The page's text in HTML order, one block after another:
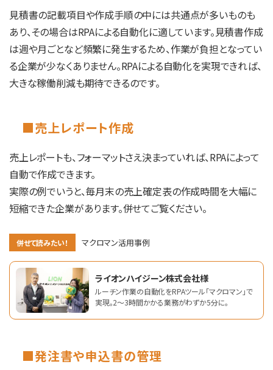
見積書の記載項目や作成手順の中には共通点が多いものも
あり、その場合はRPAによる自動化に適しています。見積書作成
は週や月ごとなど頻繁に発生するため、作業が負担となってい
る企業が少なくありません。RPAによる自動化を実現できれば、
大きな稼働削減も期待できるのです。
■売上レポート作成
売上レポートも、フォーマットさえ決まっていれば、RPAによって
自動で作成できます。
実際の例でいうと、毎月末の売上確定表の作成時間を大幅に
短縮できた企業があります。併せてご覧ください。
併せて読みたい！ マクロマン活用事例
ライオンハイジーン株式会社様
ルーチン作業の自動化をRPAツール「マクロマン」で
実現。2～3時間かかる業務がわずか5分に。
■発注書や申込書の管理